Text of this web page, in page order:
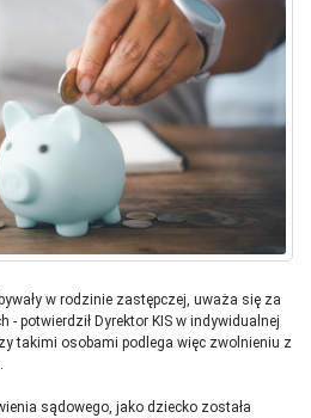
w rodzinie zastępczej, uważa się za
potwierdził Dyrektor KIS w indywidualnej
takimi osobami podlega więc zwolnieniu z
sądowego, jako dziecko została